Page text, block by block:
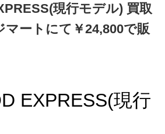
現行モデル) 買取
マートにて￥24,800で販
EXPRESS(現行